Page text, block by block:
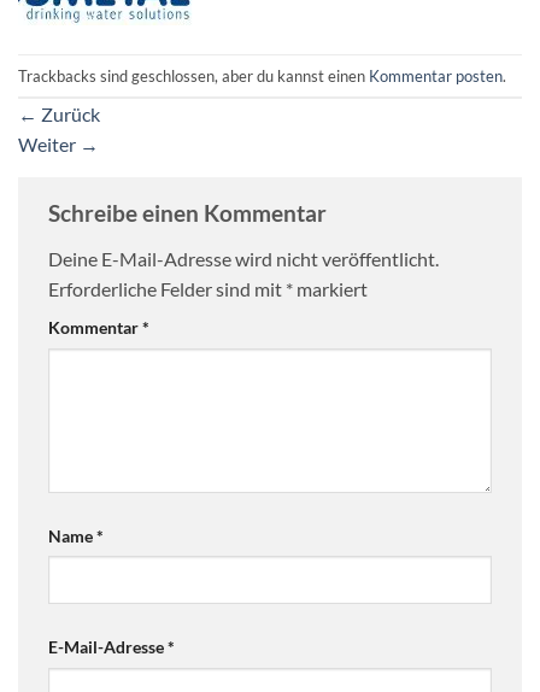
Trackbacks sind geschlossen, aber du kannst einen Kommentar posten.
← Zurück
Weiter →
Schreibe einen Kommentar
Deine E-Mail-Adresse wird nicht veröffentlicht.
Erforderliche Felder sind mit * markiert
Kommentar*
Name*
E-Mail-Adresse*